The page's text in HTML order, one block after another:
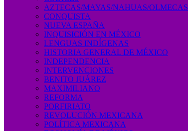
AZTECAS/MAYAS/NAHUAS/OLMECAS
CONQUISTA
NUEVA ESPAÑA
INQUISICIÓN EN MÉXICO
LENGUAS INDÍGENAS
HISTORIA GENERAL DE MÉXICO
INDEPENDENCIA
INTERVENCIONES
BENITO JUÁREZ
MAXIMILIANO
REFORMA
PORFIRIATO
REVOLUCIÓN MEXICANA
POLÍTICA MEXICANA